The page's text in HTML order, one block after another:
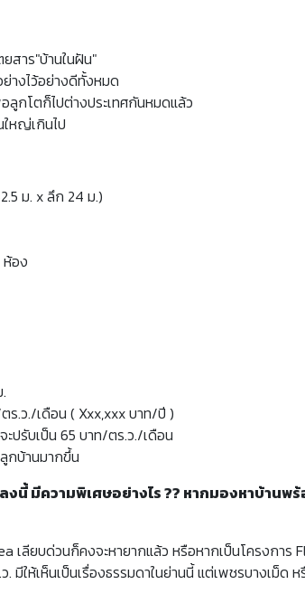
สาร"บ้านในฝัน"
างไว้อย่างดีทั้งหมด
กโตก็ไปต่างประเทศกันหมดแล้ว
ใหญ่เกินไป
ม. x ลึก 24 ม.)
ห้อง
ร.ว./เดือน ( Xxx,xxx บาท/ปี )
ปรับเป็น 65 บาท/ตร.ว./เดือน
กบ้านมากขึ้น
นี้ มีความพิเศษอย่างไร ?? หากมองหาบ้านพ
เลียบด่วนก็คงจะหายากแล้ว หรือหากเป็นโครงการ
ให้เห็นเป็นเรื่องธรรมดาในย่านนี้ แต่เพชรบางเม็ด